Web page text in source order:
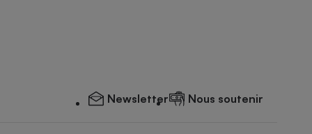
Newsletter Nous soutenir